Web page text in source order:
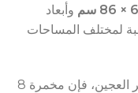
وأبعاد
لمختلف المساحات
إذا كنت تبحث عن حل موثوق وعملي لتخمير العجين، فإن مخمرة 8